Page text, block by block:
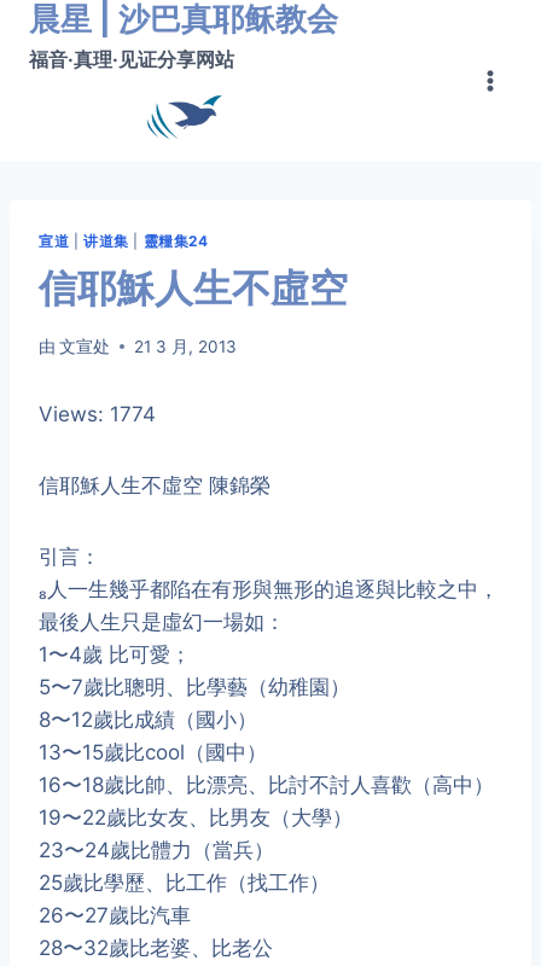
晨星 | 沙巴真耶稣教会
福音·真理·见证分享网站
宣道 讲道集 靈糧集24
信耶穌人生不虛空
由 文宣处 21 3 月, 2013
Views: 1774
信耶穌人生不虛空 陳錦榮
引言：
人一生幾乎都陷在有形與無形的追逐與比較之中，
最後人生只是虛幻一場如：
1〜4歲 比可愛；
5〜7歲比聰明、比學藝（幼稚園）
8〜12歲比成績（國小）
13〜15歲比cool（國中）
16〜18歲比帥、比漂亮、比討不討人喜歡（高中）
19〜22歲比女友、比男友（大學）
23〜24歲比體力（當兵）
25歲比學歷、比工作（找工作）
26〜27歲比汽車
28〜32歲比老婆、比老公